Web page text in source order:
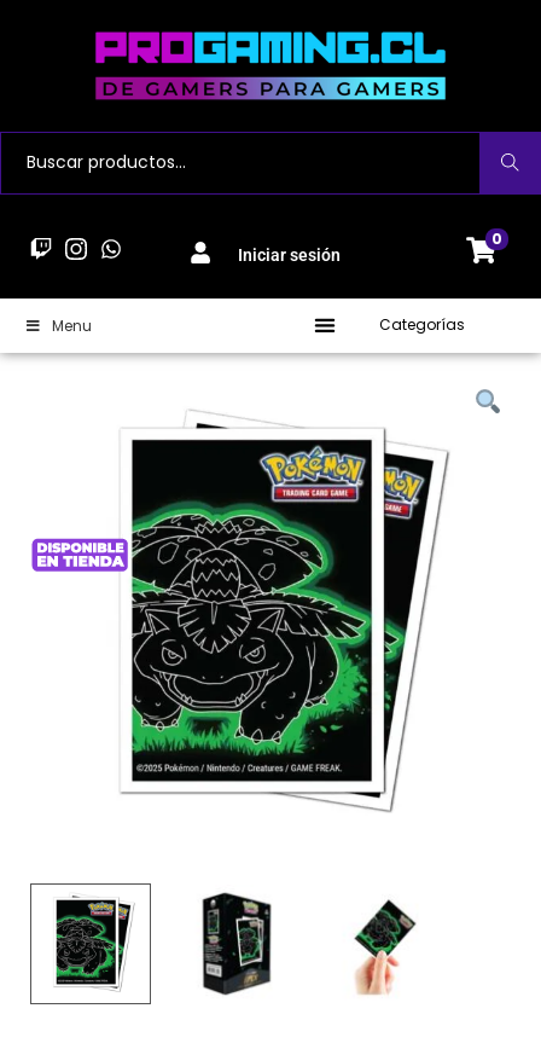
Buscar
Iniciar sesión
0
Menu Categorías